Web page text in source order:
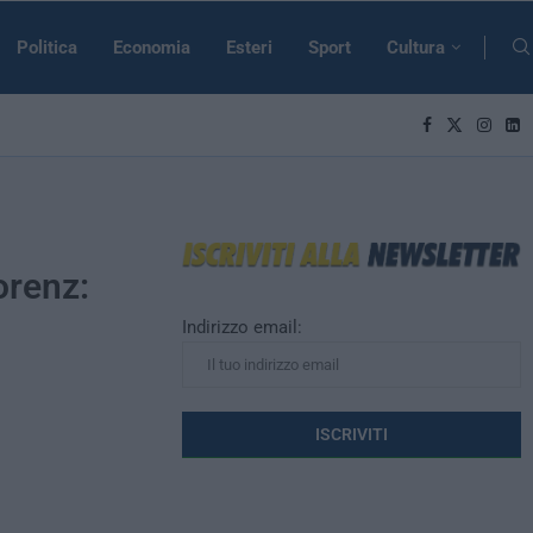
Politica Economia Esteri Sport Cultura
Indirizzo email: